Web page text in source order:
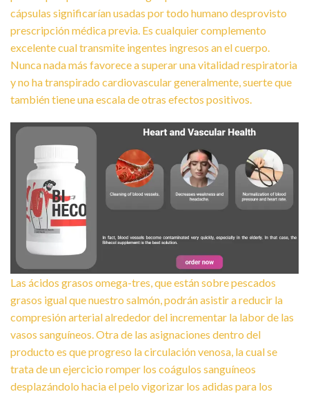
cápsulas significarían usadas por todo humano desprovisto
prescripción médica previa. Es cualquier complemento
excelente cual transmite ingentes ingresos an el cuerpo.
Nunca nada más favorece a superar una vitalidad respiratoria
y no ha transpirado cardiovascular generalmente, suerte que
también tiene una escala de otras efectos positivos.
Las ácidos grasos omega-tres, que están sobre pescados
grasos igual que nuestro salmón, podrán asistir a reducir la
compresión arterial alrededor del incrementar la labor de las
vasos sanguíneos. Otra de las asignaciones dentro del
producto es que progreso la circulación venosa, la cual se
trata de un ejercicio romper los coágulos sanguíneos
desplazándolo hacia el pelo vigorizar los adidas para los